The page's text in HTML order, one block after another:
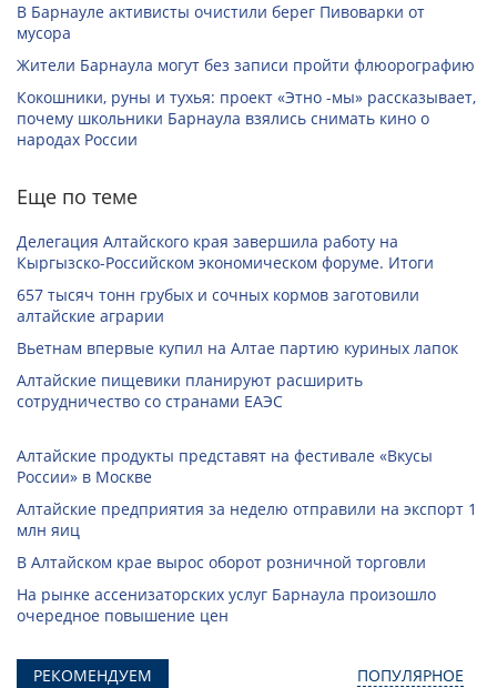
В Барнауле активисты очистили берег Пивоварки от
мусора
Жители Барнаула могут без записи пройти флюорографию
Кокошники, руны и тухья: проект «Этно -мы» рассказывает,
почему школьники Барнаула взялись снимать кино о
народах России
Еще по теме
Делегация Алтайского края завершила работу на
Кыргызско-Российском экономическом форуме. Итоги
657 тысяч тонн грубых и сочных кормов заготовили
алтайские аграрии
Вьетнам впервые купил на Алтае партию куриных лапок
Алтайские пищевики планируют расширить
сотрудничество со странами ЕАЭС
Алтайские продукты представят на фестивале «Вкусы
России» в Москве
Алтайские предприятия за неделю отправили на экспорт 1
млн яиц
В Алтайском крае вырос оборот розничной торговли
На рынке ассенизаторских услуг Барнаула произошло
очередное повышение цен
РЕКОМЕНДУЕМ ПОПУЛЯРНОЕ